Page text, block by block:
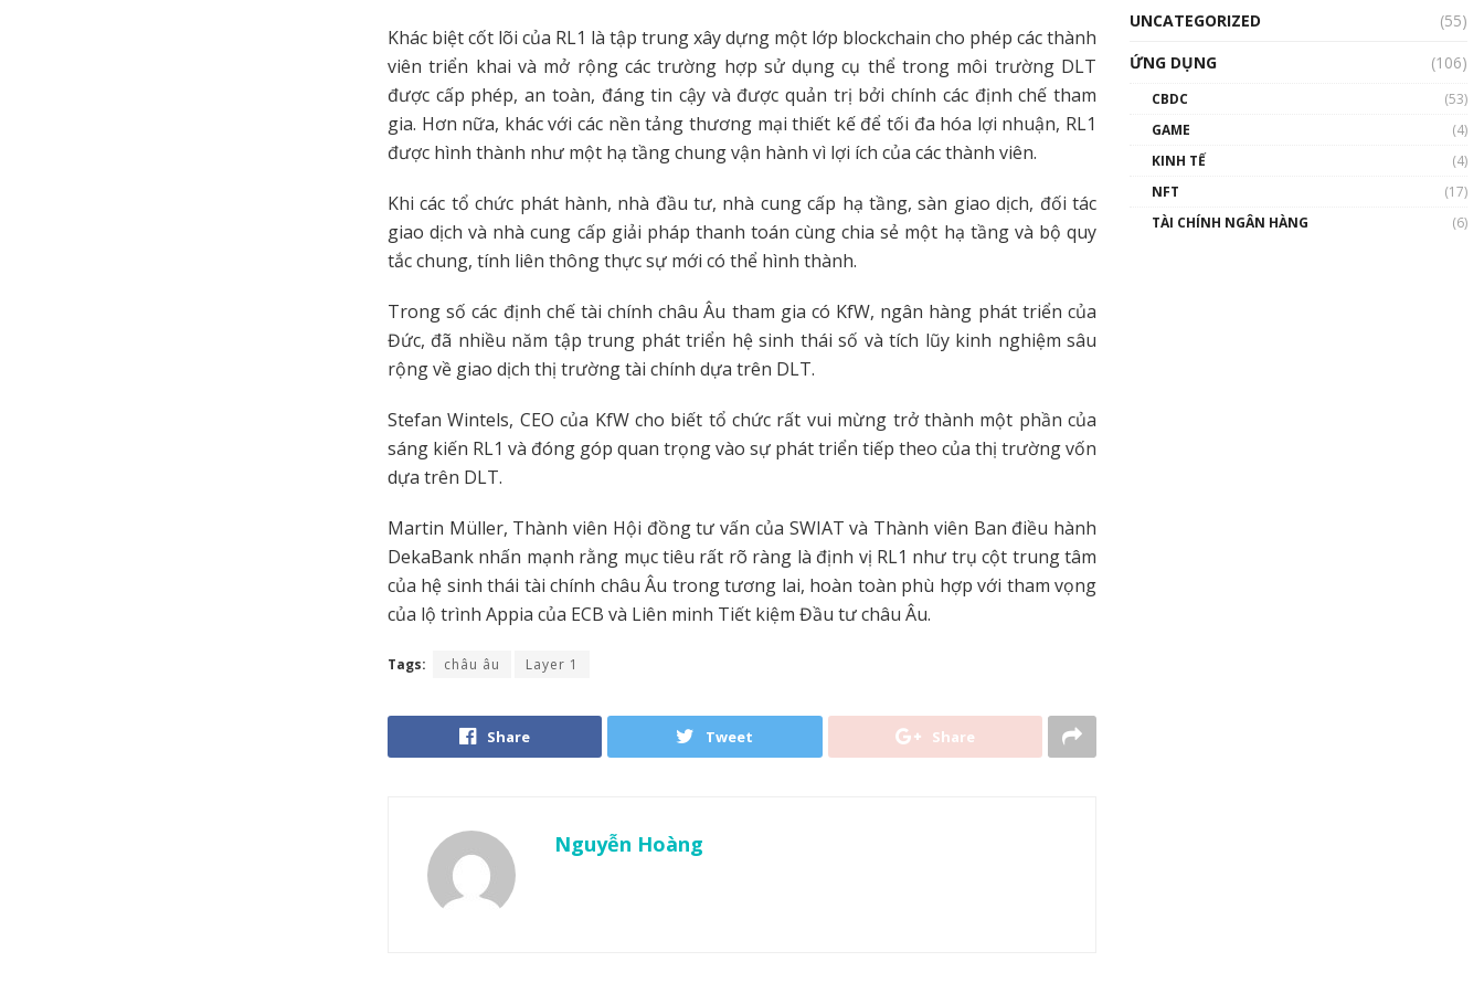
Khác biệt cốt lõi của RL1 là tập trung xây dựng một lớp blockchain cho phép các thành
viên triển khai và mở rộng các trường hợp sử dụng cụ thể trong môi trường DLT
được cấp phép, an toàn, đáng tin cậy và được quản trị bởi chính các định chế tham
gia. Hơn nữa, khác với các nền tảng thương mại thiết kế để tối đa hóa lợi nhuận, RL1
được hình thành như một hạ tầng chung vận hành vì lợi ích của các thành viên.
Khi các tổ chức phát hành, nhà đầu tư, nhà cung cấp hạ tầng, sàn giao dịch, đối tác
giao dịch và nhà cung cấp giải pháp thanh toán cùng chia sẻ một hạ tầng và bộ quy
tắc chung, tính liên thông thực sự mới có thể hình thành.
Trong số các định chế tài chính châu Âu tham gia có KfW, ngân hàng phát triển của
Đức, đã nhiều năm tập trung phát triển hệ sinh thái số và tích lũy kinh nghiệm sâu
rộng về giao dịch thị trường tài chính dựa trên DLT.
Stefan Wintels, CEO của KfW cho biết tổ chức rất vui mừng trở thành một phần của
sáng kiến RL1 và đóng góp quan trọng vào sự phát triển tiếp theo của thị trường vốn
dựa trên DLT.
Martin Müller, Thành viên Hội đồng tư vấn của SWIAT và Thành viên Ban điều hành
DekaBank nhấn mạnh rằng mục tiêu rất rõ ràng là định vị RL1 như trụ cột trung tâm
của hệ sinh thái tài chính châu Âu trong tương lai, hoàn toàn phù hợp với tham vọng
của lộ trình Appia của ECB và Liên minh Tiết kiệm Đầu tư châu Âu.
Tags: châu âu Layer 1
Share Tweet Share
Nguyễn Hoàng
UNCATEGORIZED
(55)
ỨNG DỤNG
(106)
CBDC
(53)
GAME
(4)
KINH TẾ
(4)
NFT
(17)
TÀI CHÍNH NGÂN HÀNG
(6)